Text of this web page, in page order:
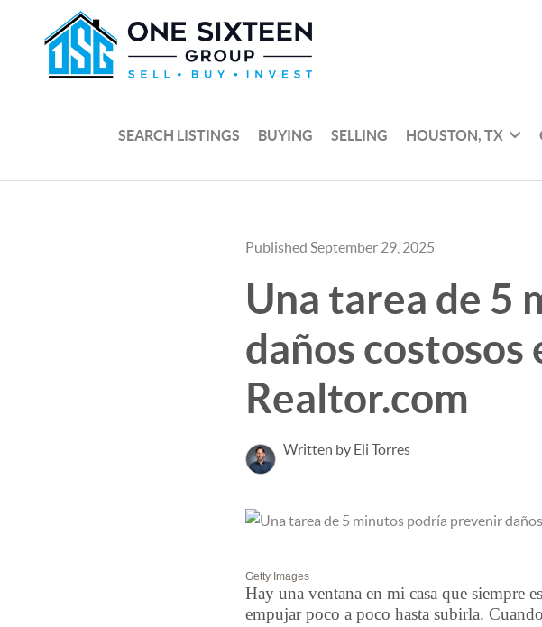
SEARCH LISTINGS BUYING SELLING HOUSTON, TX
Published September 29, 2025
Una tarea de 5
daños costosos
Realtor.com
Written by Eli Torres
Getty Images
Hay una ventana en mi casa que siempre
empujar poco a poco hasta subirla.